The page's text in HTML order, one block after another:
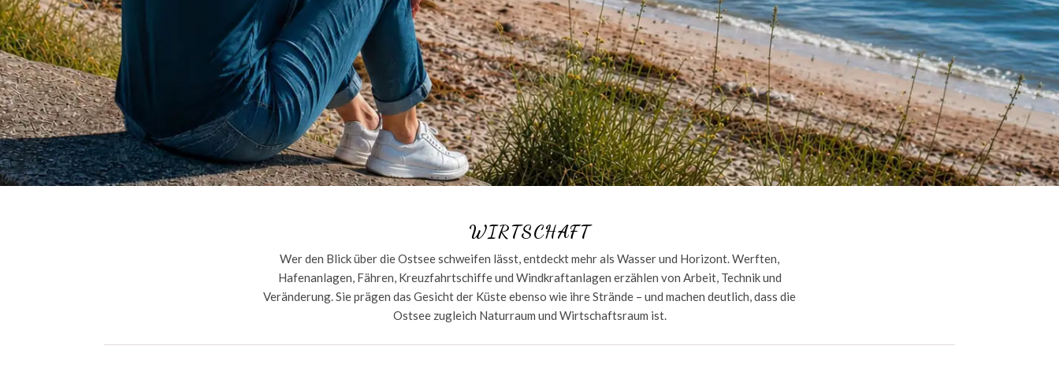
WIRTSCHAFT
Wer den Blick über die Ostsee schweifen lässt, entdeckt mehr als Wasser und Horizont. Werften,
Hafenanlagen, Fähren, Kreuzfahrtschiffe und Windkraftanlagen erzählen von Arbeit, Technik und
Veränderung. Sie prägen das Gesicht der Küste ebenso wie ihre Strände – und machen deutlich, dass die
Ostsee zugleich Naturraum und Wirtschaftsraum ist.